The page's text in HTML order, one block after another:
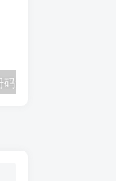
免费生成